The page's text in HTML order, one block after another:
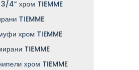
4“ хром TIEMME
TIEMME
хром TIEMME
TIEMME
хром TIEMME